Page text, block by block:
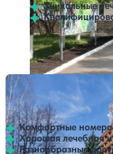
Уникальные
Профилей
Санаторий
4.289 отзывов
Комфортные
Хорошая лечебная
Разнообразные
Нет цен или